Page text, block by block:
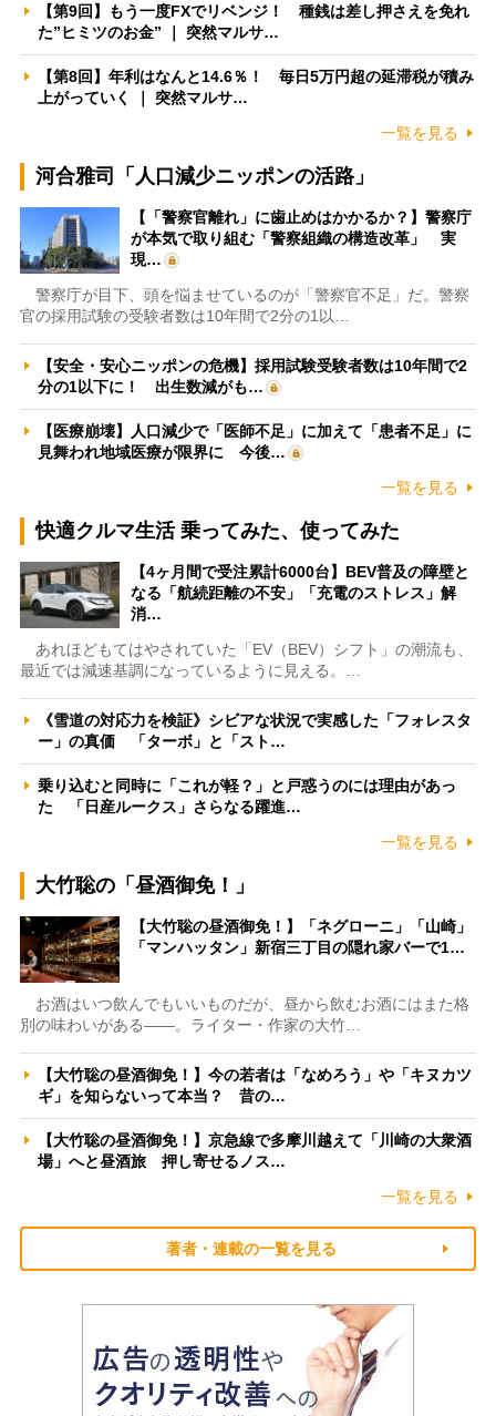
【第9回】もう一度FXでリベンジ！ 種銭は差し押さえを免れ
た”ヒミツのお金” ｜ 突然マルサ…
【第8回】年利はなんと14.6％！ 毎日5万円超の延滞税が積み
上がっていく ｜ 突然マルサ…
一覧を見る
河合雅司「人口減少ニッポンの活路」
【「警察官離れ」に歯止めはかかるか？】警察庁
が本気で取り組む「警察組織の構造改革」 実
現…
警察庁が目下、頭を悩ませているのが「警察官不足」だ。警察
官の採用試験の受験者数は10年間で2分の1以…
【安全・安心ニッポンの危機】採用試験受験者数は10年間で2
分の1以下に！ 出生数減がも…
【医療崩壊】人口減少で「医師不足」に加えて「患者不足」に
見舞われ地域医療が限界に 今後…
一覧を見る
快適クルマ生活 乗ってみた、使ってみた
【4ヶ月間で受注累計6000台】BEV普及の障壁と
なる「航続距離の不安」「充電のストレス」解
消…
あれほどもてはやされていた「EV（BEV）シフト」の潮流も、
最近では減速基調になっているように見える。…
《雪道の対応力を検証》シビアな状況で実感した「フォレスタ
ー」の真価 「ターボ」と「スト…
乗り込むと同時に「これが軽？」と戸惑うのには理由があっ
た 「日産ルークス」さらなる躍進…
一覧を見る
大竹聡の「昼酒御免！」
【大竹聡の昼酒御免！】「ネグローニ」「山崎」
「マンハッタン」新宿三丁目の隠れ家バーで1…
お酒はいつ飲んでもいいものだが、昼から飲むお酒にはまた格
別の味わいがある――。ライター・作家の大竹…
【大竹聡の昼酒御免！】今の若者は「なめろう」や「キヌカツ
ギ」を知らないって本当？ 昔の…
【大竹聡の昼酒御免！】京急線で多摩川越えて「川崎の大衆酒
場」へと昼酒旅 押し寄せるノス…
一覧を見る
著者・連載の一覧を見る